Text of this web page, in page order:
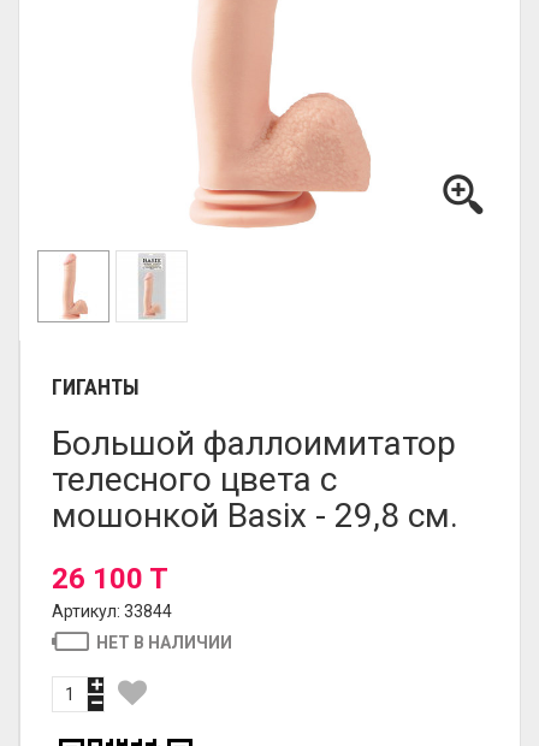
ГИГАНТЫ
Большой фаллоимитатор
телесного цвета c
мошонкой Basix - 29,8 см.
26 100 T
Артикул: 33844
НЕТ В НАЛИЧИИ